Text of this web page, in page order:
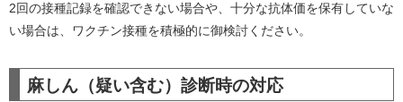
2回の接種記録を確認できない場合や、十分な抗体価を保有していな
い場合は、ワクチン接種を積極的に御検討ください。
麻しん（疑い含む）診断時の対応